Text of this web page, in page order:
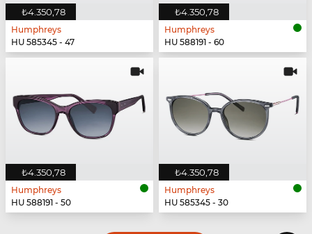
₺4.350,78
Humphreys
HU 585345 - 47
₺4.350,78
Humphreys
HU 588191 - 60
₺4.350,78
Humphreys
HU 588191 - 50
₺4.350,78
Humphreys
HU 585345 - 30